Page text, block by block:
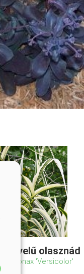
levelű olasznád
donax 'Versicolor'